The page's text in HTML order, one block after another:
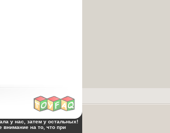
у нас, затем у остальных!
на то, что при